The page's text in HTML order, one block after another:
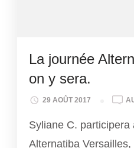
La journée
on y sera.
29 AOÛT 2017
Syliane C. participera
Alternatiba